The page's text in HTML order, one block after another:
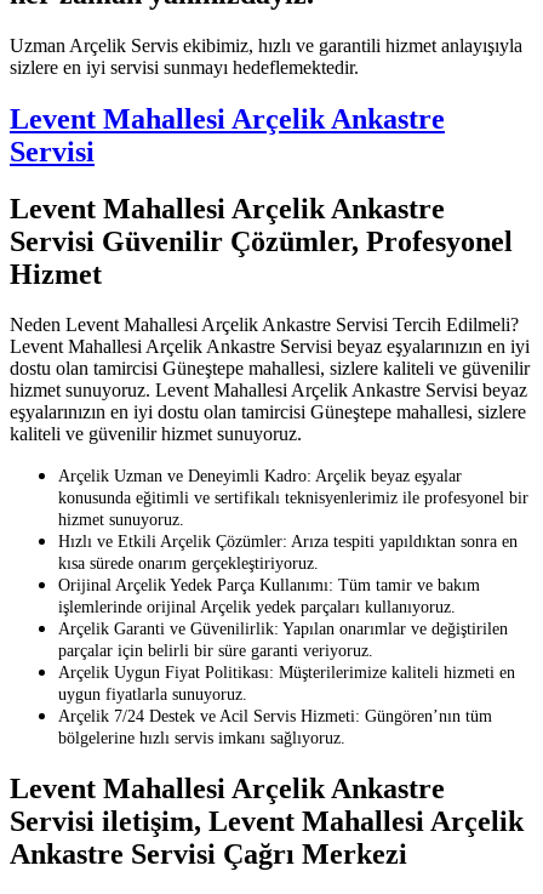
Uzman Arçelik Servis ekibimiz, hızlı ve garantili hizmet anlayışıyla
sizlere en iyi servisi sunmayı hedeflemektedir.
Levent Mahallesi Arçelik Ankastre
Servisi
Levent Mahallesi Arçelik Ankastre
Servisi Güvenilir Çözümler, Profesyonel
Hizmet
Neden Levent Mahallesi Arçelik Ankastre Servisi Tercih Edilmeli?
Levent Mahallesi Arçelik Ankastre Servisi beyaz eşyalarınızın en iyi
dostu olan tamircisi Güneştepe mahallesi, sizlere kaliteli ve güvenilir
hizmet sunuyoruz. Levent Mahallesi Arçelik Ankastre Servisi beyaz
eşyalarınızın en iyi dostu olan tamircisi Güneştepe mahallesi, sizlere
kaliteli ve güvenilir hizmet sunuyoruz.
Arçelik Uzman ve Deneyimli Kadro: Arçelik beyaz eşyalar
konusunda eğitimli ve sertifikalı teknisyenlerimiz ile profesyonel bir
hizmet sunuyoruz.
Hızlı ve Etkili Arçelik Çözümler: Arıza tespiti yapıldıktan sonra en
kısa sürede onarım gerçekleştiriyoruz.
Orijinal Arçelik Yedek Parça Kullanımı: Tüm tamir ve bakım
işlemlerinde orijinal Arçelik yedek parçaları kullanıyoruz.
Arçelik Garanti ve Güvenilirlik: Yapılan onarımlar ve değiştirilen
parçalar için belirli bir süre garanti veriyoruz.
Arçelik Uygun Fiyat Politikası: Müşterilerimize kaliteli hizmeti en
uygun fiyatlarla sunuyoruz.
Arçelik 7/24 Destek ve Acil Servis Hizmeti: Güngören’nın tüm
bölgelerine hızlı servis imkanı sağlıyoruz.
Levent Mahallesi Arçelik Ankastre
Servisi iletişim, Levent Mahallesi Arçelik
Ankastre Servisi Çağrı Merkezi